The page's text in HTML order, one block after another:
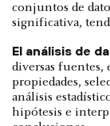
conjuntos de
significativa,
El análisis de
diversas fuentes,
propiedades,
análisis
hipótesis e